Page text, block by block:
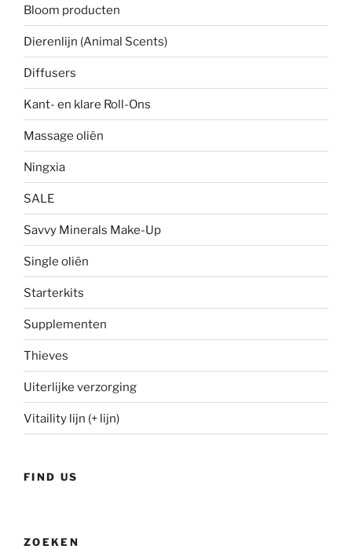
Bloom producten
Dierenlijn (Animal Scents)
Diffusers
Kant- en klare Roll-Ons
Massage oliën
Ningxia
SALE
Savvy Minerals Make-Up
Single oliën
Starterkits
Supplementen
Thieves
Uiterlijke verzorging
Vitaility lijn (+ lijn)
FIND US
ZOEKEN